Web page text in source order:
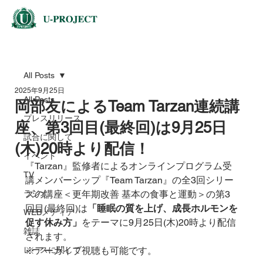
All Posts
プレスリリース
試合に関して
イベント
TV
ラジオ
WEBメディア
雑誌
レースに関して
All Posts
岡部友によるTeam Tarzan連続講
座、第3回目(最終回)は9月25日
(木)20時より配信！
2025年9月25日
『Tarzan』監修者によるオンラインプログラム受
講メンバーシップ『Team Tarzan』の全3回シリー
ズの講座＜更年期改善 基本の食事と運動＞の第3
回目(最終回)は 「睡眠の質を上げ、成長ホルモンを
促す休み方」 をテーマに9月25日(木)20時より配信
されます。
※アーカイブ視聴も可能です。